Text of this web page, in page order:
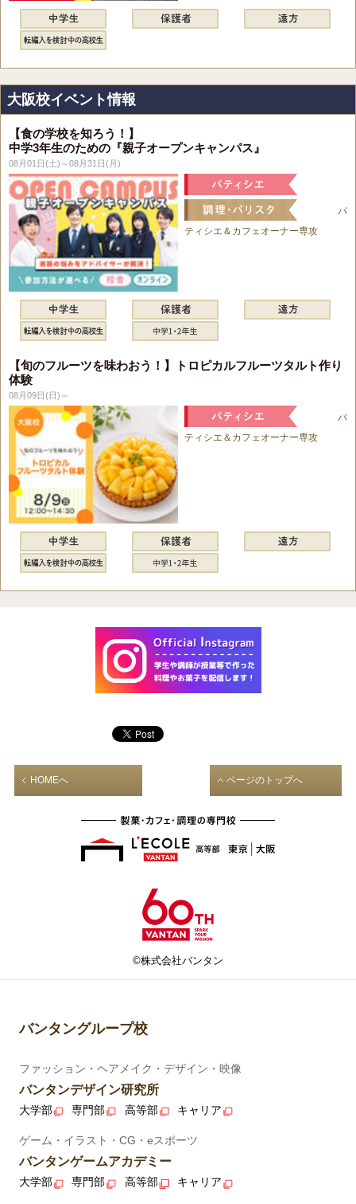
大阪校イベント情報
【食の学校を知ろう！】
中学3年生のための『親子オープンキャンパス』
08月01日(土)～08月31日(月)
パ
ティシエ＆カフェオーナー専攻
【旬のフルーツを味わおう！】トロピカルフルーツタルト作り
体験
08月09日(日)～
パ
ティシエ＆カフェオーナー専攻
HOMEへ ページのトップへ
©株式会社バンタン
バンタングループ校
ファッション・ヘアメイク・デザイン・映像
バンタンデザイン研究所
大学部 専門部 高等部 キャリア
ゲーム・イラスト・CG・eスポーツ
バンタンゲームアカデミー
大学部 専門部 高等部 キャリア